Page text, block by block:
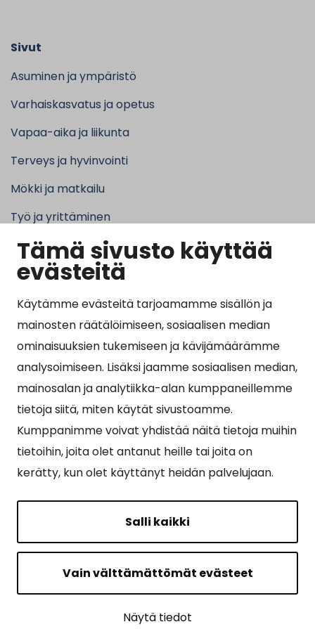
Tämä sivusto käyttää
evästeitä
Käytämme evästeitä tarjoamamme sisällön ja
mainosten räätälöimiseen, sosiaalisen median
ominaisuuksien tukemiseen ja kävijämäärämme
analysoimiseen. Lisäksi jaamme sosiaalisen median,
mainosalan ja analytiikka-alan kumppaneillemme
tietoja siitä, miten käytät sivustoamme.
Kumppanimme voivat yhdistää näitä tietoja muihin
tietoihin, joita olet antanut heille tai joita on
kerätty, kun olet käyttänyt heidän palvelujaan.
Salli kaikki
Vain välttämättömät evästeet
Näytä tiedot
Sivut
Asuminen ja ympäristö
Varhaiskasvatus ja opetus
Vapaa-aika ja liikunta
Terveys ja hyvinvointi
Mökki ja matkailu
Työ ja yrittäminen
Kunta ja hallinto
Suosituimmat sivut
Esityslistat, pöytäkirjat, viranhaltijapäätökset ja
kuulutukset
Tietoa ja ohjeistusta koronavirukseen liittyen
Asiointipiste
Sähköinen asiointi
Yhteydenotto
Tilavaraus
Ruokalistat